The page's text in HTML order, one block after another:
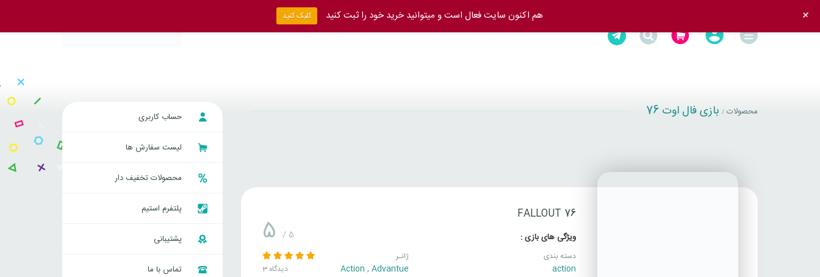
محصولات / بازی فال اوت 76
FALLOUT 76
ویژگی های بازی :
دسته بندی
action
ژانـر
Action ,Advantue
5 / 5
3 دیدگاه
حساب کاربری
لیست سفارش ها
محصولات تخفیف دار
پلتفرم استیم
پشتیبانی
تماس با ما
هم اکنون سایت فعال است و میتوانید خرید خود را ثبت کنید کلیک کنید +